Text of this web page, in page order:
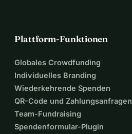
Plattform-Funktionen
Globales Crowdfunding
Individuelles Branding
Wiederkehrende Spenden
QR-Code und Zahlungsanfragen
Team-Fundraising
Spendenformular-Plugin